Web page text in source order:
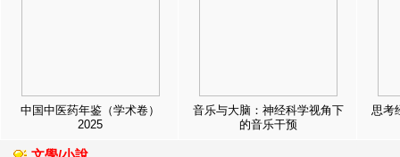
中国中医药年鉴（学术卷）
2025
音乐与大脑：神经科学视角下
的音乐干预
思考